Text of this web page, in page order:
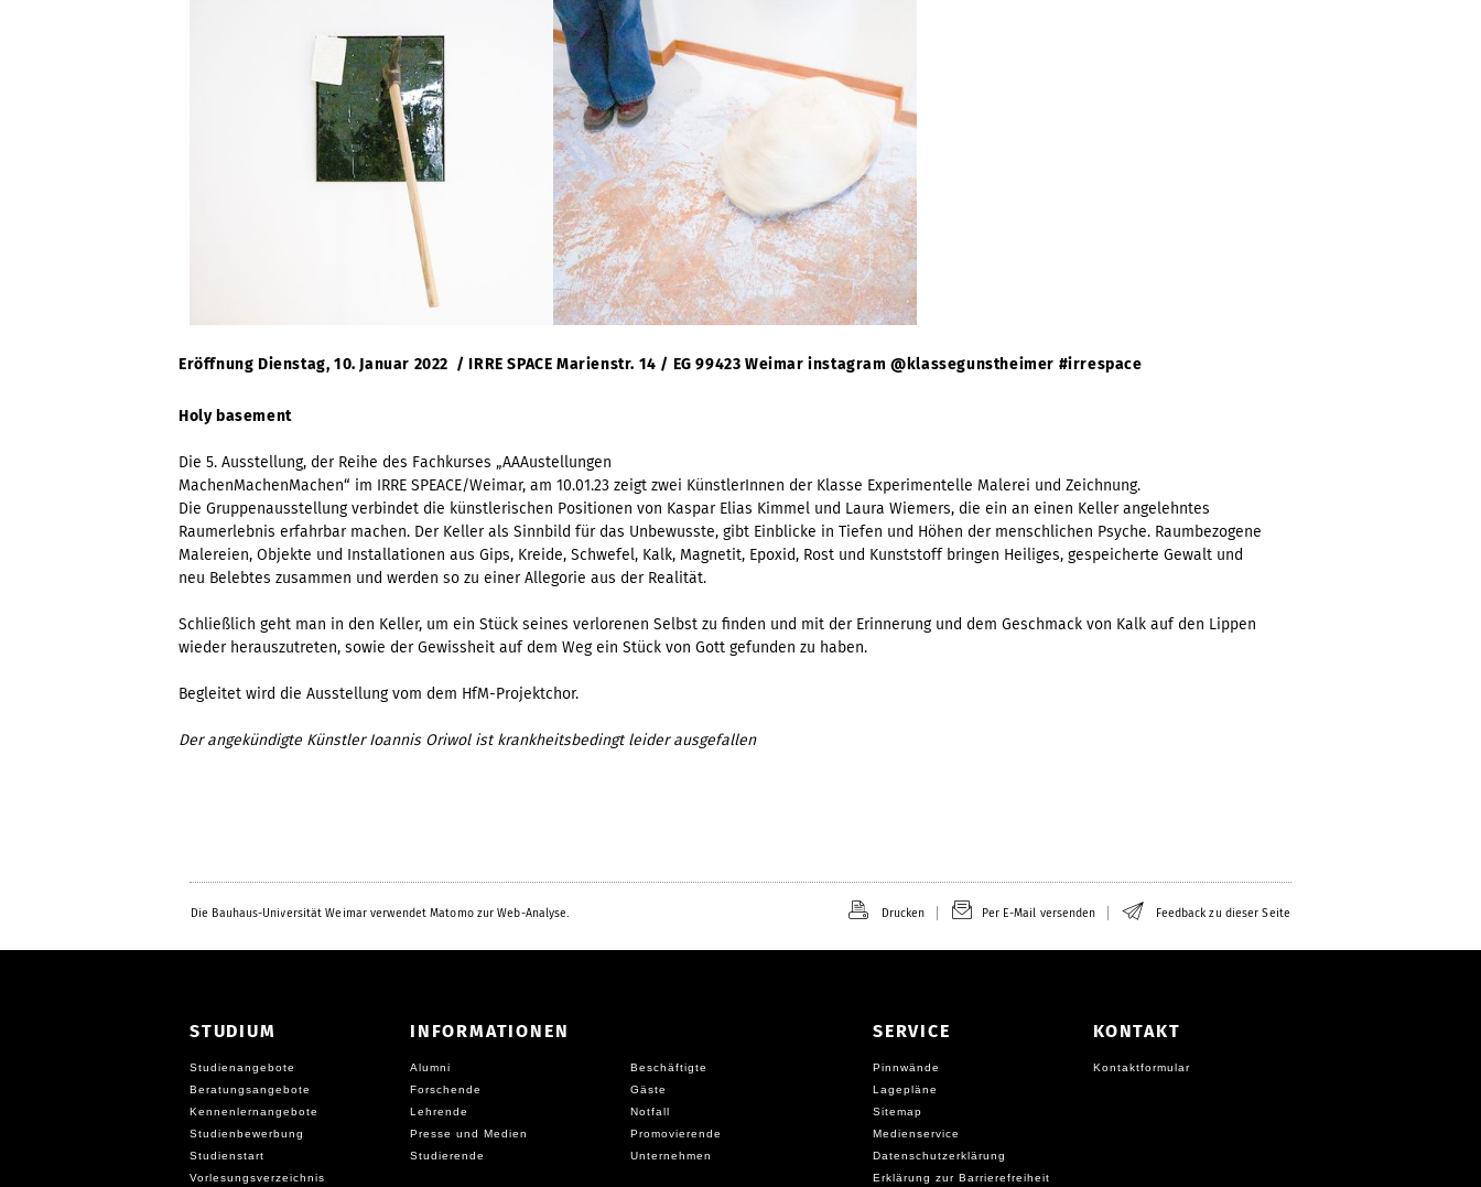
Eröffnung Dienstag, 10. Januar 2022 / IRRE SPACE Marienstr. 14 / EG 99423 Weimar instagram @klassegunstheimer #irrespace
Holy basement
Die 5. Ausstellung, der Reihe des Fachkurses „AAAustellungen
MachenMachenMachen“ im IRRE SPEACE/Weimar, am 10.01.23 zeigt zwei KünstlerInnen derKlasse Experimentelle Malerei und Zeichnung.
Die Gruppenausstellung verbindet die künstlerischen Positionen von Kaspar Elias Kimmel und Laura Wiemers, die ein an einen Keller angelehntes
Raumerlebnis erfahrbar machen. DerKeller als Sinnbild für das Unbewusste, gibt Einblicke in Tiefen und Höhen der menschlichen Psyche. Raumbezogene
Malereien, Objekte und Installationen aus Gips, Kreide, Schwefel, Kalk, Magnetit, Epoxid, Rost und Kunststoff bringen Heiliges, gespeicherte Gewalt und
neu Belebtes zusammen und werden so zu einer Allegorie aus der Realität.
Schließlich geht man in den Keller, um ein Stück seines verlorenen Selbst zu finden und mit der Erinnerung und dem Geschmack von Kalk auf den Lippen
wieder herauszutreten, sowie der Gewissheit auf dem Weg ein Stück von Gott gefunden zu haben.
Begleitet wird die Ausstellung vom dem HfM-Projektchor.
Der angekündigte Künstler Ioannis Oriwol ist krankheitsbedingt leider ausgefallen
Die Bauhaus-Universität Weimar verwendet Matomo zur Web-Analyse. Drucken Per E-Mail versenden Feedback zu dieser Seite
STUDIUM
Studienangebote
Beratungsangebote
Kennenlernangebote
Studienbewerbung
Studienstart
Vorlesungsverzeichnis
INFORMATIONEN
Alumni
Beschäftigte
Forschende
Gäste
Lehrende
Notfall
Presse und Medien
Promovierende
Studierende
Unternehmen
SERVICE
Pinnwände
Lagepläne
Sitemap
Medienservice
Datenschutzerklärung
Erklärung zur Barrierefreiheit
KONTAKT
Kontaktformular